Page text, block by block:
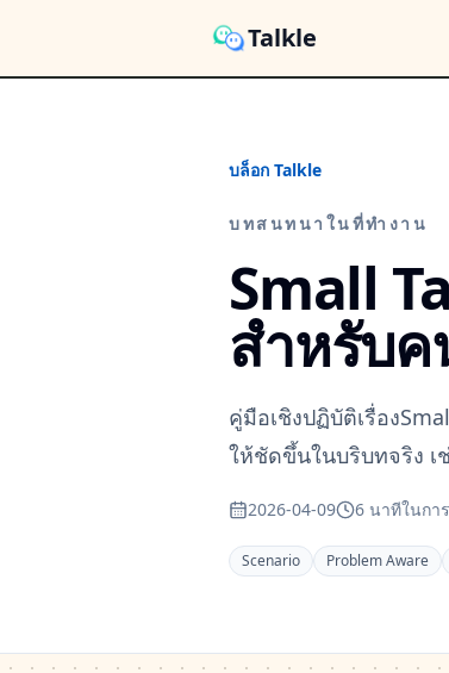
Talkle
บล็อก Talkle
บทสนทนาในที่ทำงาน
Small
สำหรับ
คู่มือเชิงปฏิบัติเรื่อง
ให้ชัดขึ้นในบริบทจริง เ
2026-04-09 6 นาทีในกา
Scenario Problem Aware